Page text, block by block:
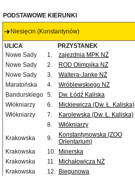
PODSTAWOWE KIERUNKI
Niesięcin (Konstantynów)
ULICA PRZYSTANEK
Nowe Sady
1. zajezdnia MPK NŻ
Nowe Sady
2. ROD Olimpijka NŻ
Nowe Sady
3. Waltera-Janke NŻ
Maratońska
4. Wróblewskiego NŻ
Bandurskiego 5. Dw. Łódź Kaliska
Włókniarzy
6. Mickiewicza (Dw. Ł. Kaliska)
Włókniarzy
7. Karolewska (Dw. Ł. Kaliska)
8.
Włókniarzy
Krakowska
9.
Konstantynowska (ZOO
Orientarium)
Krakowska 10. Minerska
Krakowska
11. Michałowicza NŻ
Krakowska
12. Biegunowa